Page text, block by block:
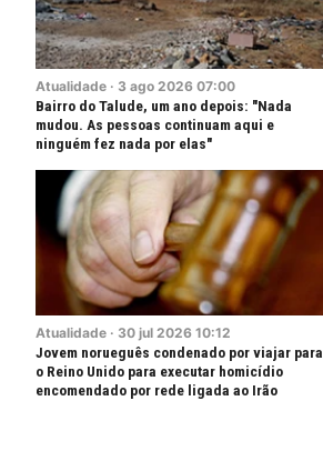
Atualidade · 3 ago 2026 07:00
Bairro do Talude, um ano depois: "Nada
mudou. As pessoas continuam aqui e
ninguém fez nada por elas"
Atualidade · 30 jul 2026 10:12
Jovem norueguês condenado por viajar para
o Reino Unido para executar homicídio
encomendado por rede ligada ao Irão